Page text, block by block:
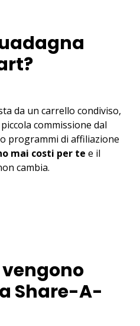
da un carrello condiviso,
commissione dal
programmi di affiliazione
mai costi per te e il
cambia.
vengono
Share-A-